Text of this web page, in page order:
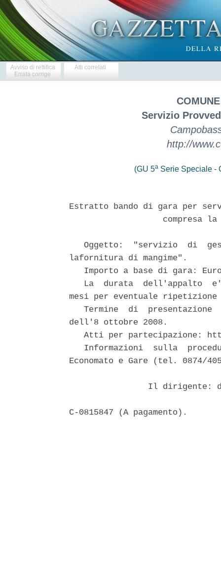
Avviso di rettifica
Errata corrige
Atti correlati
Servizio
http://
(GU 5a Serie Speciale -
Estratto bando di gara per
compresa
Oggetto:  "servizio  di
lafornitura di mangime".
Importo a base di gara:
La  durata  dell'appalto
mesi per eventuale
Termine  di  presentazione
dell'8 ottobre 2008.
Atti per partecipazione:
Informazioni  sulla
Economato e Gare (tel. 0874/
Il dirigente: